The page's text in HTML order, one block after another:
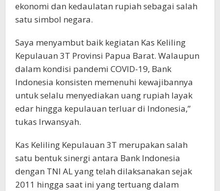
ekonomi dan kedaulatan rupiah sebagai salah
satu simbol negara.
Saya menyambut baik kegiatan Kas Keliling
Kepulauan 3T Provinsi Papua Barat. Walaupun
dalam kondisi pandemi COVID-19, Bank
Indonesia konsisten memenuhi kewajibannya
untuk selalu menyediakan uang rupiah layak
edar hingga kepulauan terluar di Indonesia,”
tukas Irwansyah.
Kas Keliling Kepulauan 3T merupakan salah
satu bentuk sinergi antara Bank Indonesia
dengan TNI AL yang telah dilaksanakan sejak
2011 hingga saat ini yang tertuang dalam